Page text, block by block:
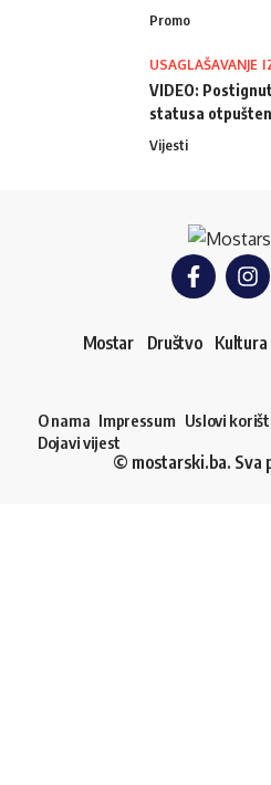
Promo
USAGLAŠAVANJE
VIDEO:
statusa
Vijesti
Mostar Društvo Kultura
O nama Impressum Uslovi
Dojavi vijest
© mostarski.ba. Sva